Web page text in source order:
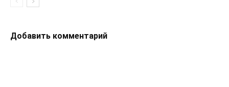
Добавить комментарий